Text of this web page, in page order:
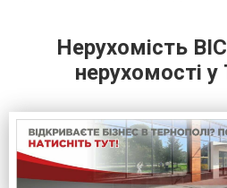
Нерухомість
нерухомості у